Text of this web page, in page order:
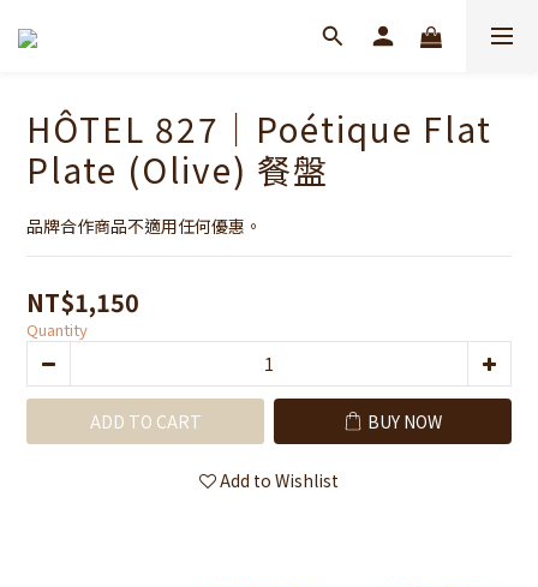
HÔTEL 827｜Poétique Flat
Plate (Olive) 餐盤
品牌合作商品不適用任何優惠。
NT$1,150
Quantity
ADD TO CART BUY NOW
Add to Wishlist